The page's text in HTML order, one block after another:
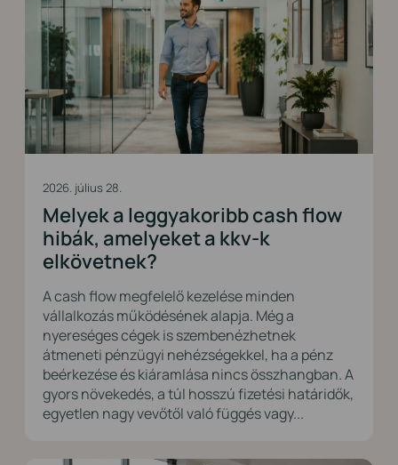
2026. július 28.
Melyek a leggyakoribb cash flow
hibák, amelyeket a kkv-k
elkövetnek?
A cash flow megfelelő kezelése minden
vállalkozás működésének alapja. Még a
nyereséges cégek is szembenézhetnek
átmeneti pénzügyi nehézségekkel, ha a pénz
beérkezése és kiáramlása nincs összhangban. A
gyors növekedés, a túl hosszú fizetési határidők,
egyetlen nagy vevőtől való függés vagy...